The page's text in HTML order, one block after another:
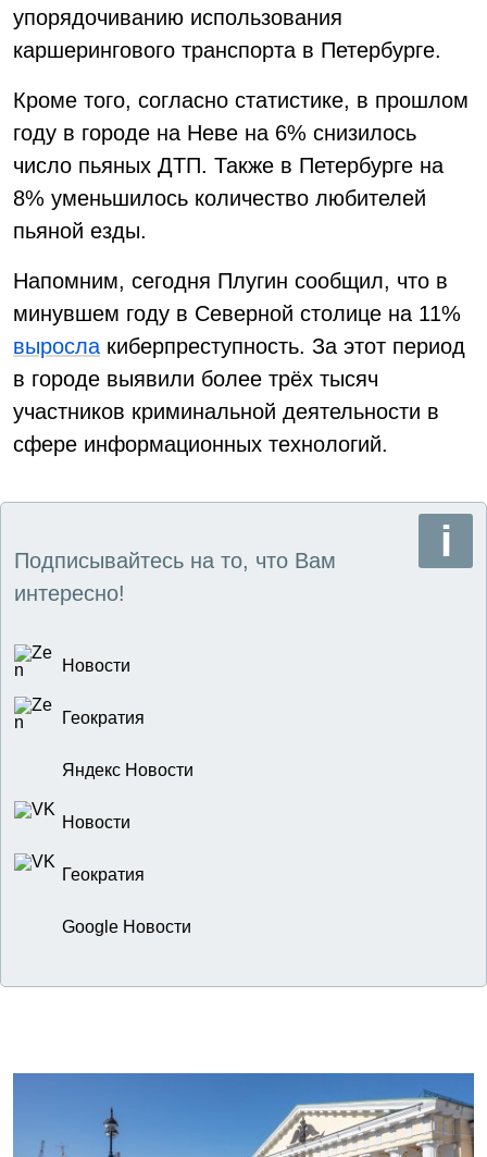
упорядочиванию использования
каршерингового транспорта в Петербурге.
Кроме того, согласно статистике, в прошлом
году в городе на Неве на 6% снизилось
число пьяных ДТП. Также в Петербурге на
8% уменьшилось количество любителей
пьяной езды.
Напомним, сегодня Плугин сообщил, что в
минувшем году в Северной столице на 11%
выросла киберпреступность. За этот период
в городе выявили более трёх тысяч
участников криминальной деятельности в
сфере информационных технологий.
Подписывайтесь на то, что Вам
интересно!
Новости
Геократия
Яндекс Новости
Новости
Геократия
Google Новости